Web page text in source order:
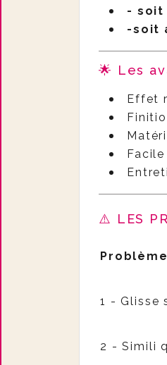
- soit
-soit
🌟 Les
Effet
⚠️ LES
1 - Glisse
2 - Simili